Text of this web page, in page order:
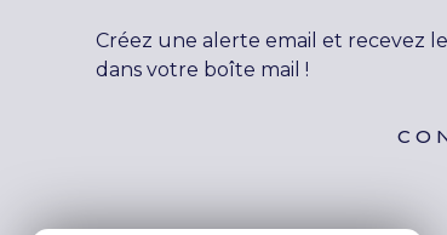
Créez une alerte email et recevez
dans votre boîte mail !